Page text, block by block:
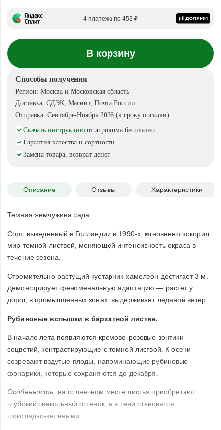
4 платежа по 453 ₽
В корзину
Способы получения
Регион: Москва и Московская область
Доставка: СДЭК, Магнит, Почта России
Отправка: Сентябрь-Ноябрь 2026 (к сроку посадки)
Скачать инструкцию от агронома бесплатно
Гарантия качества и сортности
Замена товара, возврат денег
Описание Отзывы Характеристики
Темная жемчужина сада.
Сорт, выведенный в Голландии в 1990-х, мгновенно покорил
мир темной листвой, меняющей интенсивность окраса в
течение сезона.
Стремительно растущий кустарник-хамелеон достигает 3 м.
Демонстрирует феноменальную адаптацию — растет у
дорог, в промышленных зонах, выдерживает ледяной ветер.
Рубиновые вспышки в бархатной листве.
В начале лета появляются кремово-розовые зонтики
соцветий, контрастирующие с темной листвой. К осени
созревают вздутые плоды, напоминающие рубиновые
фонарики, которые сохраняются до декабря.
Особенность: на солнечном месте листья приобретают
глубокий свекольный оттенок, а в тени становятся
шоколадно-зелеными.